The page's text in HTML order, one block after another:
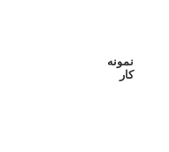
نمونه
کار